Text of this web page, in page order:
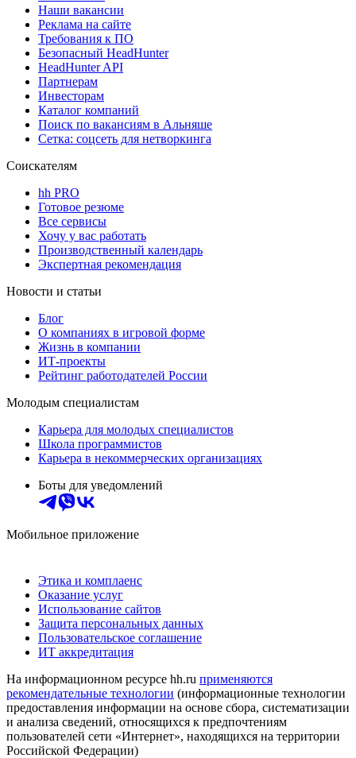
Наши вакансии
Реклама на сайте
Требования к ПО
Безопасный HeadHunter
HeadHunter API
Партнерам
Инвесторам
Каталог компаний
Поиск по вакансиям в Альняше
Сетка: соцсеть для нетворкинга
Соискателям
hh PRO
Готовое резюме
Все сервисы
Хочу у вас работать
Производственный календарь
Экспертная рекомендация
Новости и статьи
Блог
О компаниях в игровой форме
Жизнь в компании
ИТ-проекты
Рейтинг работодателей России
Молодым специалистам
Карьера для молодых специалистов
Школа программистов
Карьера в некоммерческих организациях
Боты для уведомлений
Мобильное приложение
Этика и комплаенс
Оказание услуг
Использование сайтов
Защита персональных данных
Пользовательское соглашение
ИТ аккредитация
На информационном ресурсе hh.ru применяются
рекомендательные технологии (информационные технологии
предоставления информации на основе сбора, систематизации
и анализа сведений, относящихся к предпочтениям
пользователей сети «Интернет», находящихся на территории
Российской Федерации)